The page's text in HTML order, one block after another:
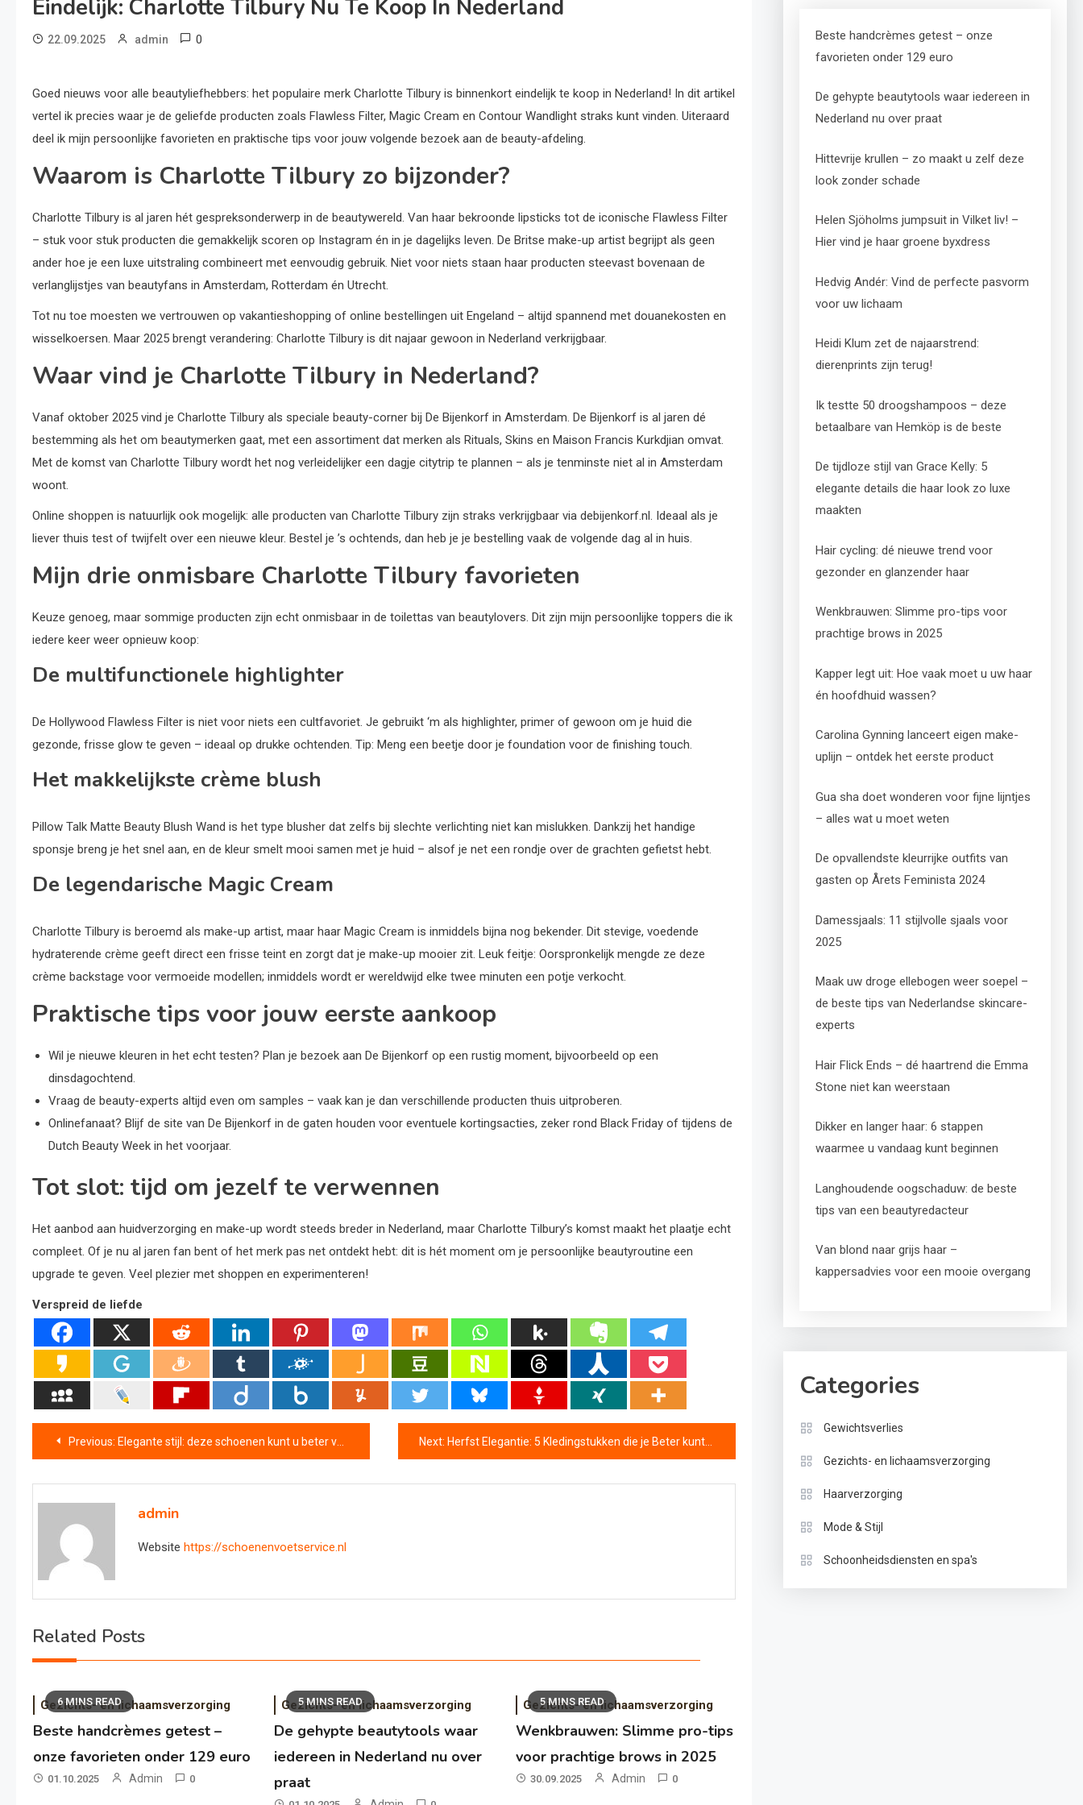
Eindelijk: Charlotte Tilbury Nu Te Koop In Nederland
22.09.2025 admin 0
Goed nieuws voor alle beautyliefhebbers: het populaire merk Charlotte Tilbury is binnenkort eindelijk te koop in Nederland! In dit artikel
vertel ik precies waar je de geliefde producten zoals Flawless Filter, Magic Cream en Contour Wandlight straks kunt vinden. Uiteraard
deel ik mijn persoonlijke favorieten en praktische tips voor jouw volgende bezoek aan de beauty-afdeling.
Waarom is Charlotte Tilbury zo bijzonder?
Charlotte Tilbury is al jaren hét gespreksonderwerp in de beautywereld. Van haar bekroonde lipsticks tot de iconische Flawless Filter
– stuk voor stuk producten die gemakkelijk scoren op Instagram én in je dagelijks leven. De Britse make-up artist begrijpt als geen
ander hoe je een luxe uitstraling combineert met eenvoudig gebruik. Niet voor niets staan haar producten steevast bovenaan de
verlanglijstjes van beautyfans in Amsterdam, Rotterdam én Utrecht.
Tot nu toe moesten we vertrouwen op vakantieshopping of online bestellingen uit Engeland – altijd spannend met douanekosten en
wisselkoersen. Maar 2025 brengt verandering: Charlotte Tilbury is dit najaar gewoon in Nederland verkrijgbaar.
Waar vind je Charlotte Tilbury in Nederland?
Vanaf oktober 2025 vind je Charlotte Tilbury als speciale beauty-corner bij De Bijenkorf in Amsterdam. De Bijenkorf is al jaren dé
bestemming als het om beautymerken gaat, met een assortiment dat merken als Rituals, Skins en Maison Francis Kurkdjian omvat.
Met de komst van Charlotte Tilbury wordt het nog verleidelijker een dagje citytrip te plannen – als je tenminste niet al in Amsterdam
woont.
Online shoppen is natuurlijk ook mogelijk: alle producten van Charlotte Tilbury zijn straks verkrijgbaar via debijenkorf.nl. Ideaal als je
liever thuis test of twijfelt over een nieuwe kleur. Bestel je ’s ochtends, dan heb je je bestelling vaak de volgende dag al in huis.
Mijn drie onmisbare Charlotte Tilbury favorieten
Keuze genoeg, maar sommige producten zijn echt onmisbaar in de toilettas van beautylovers. Dit zijn mijn persoonlijke toppers die ik
iedere keer weer opnieuw koop:
De multifunctionele highlighter
De Hollywood Flawless Filter is niet voor niets een cultfavoriet. Je gebruikt ‘m als highlighter, primer of gewoon om je huid die
gezonde, frisse glow te geven – ideaal op drukke ochtenden. Tip: Meng een beetje door je foundation voor de finishing touch.
Het makkelijkste crème blush
Pillow Talk Matte Beauty Blush Wand is het type blusher dat zelfs bij slechte verlichting niet kan mislukken. Dankzij het handige
sponsje breng je het snel aan, en de kleur smelt mooi samen met je huid – alsof je net een rondje over de grachten gefietst hebt.
De legendarische Magic Cream
Charlotte Tilbury is beroemd als make-up artist, maar haar Magic Cream is inmiddels bijna nog bekender. Dit stevige, voedende
hydraterende crème geeft direct een frisse teint en zorgt dat je make-up mooier zit. Leuk feitje: Oorspronkelijk mengde ze deze
crème backstage voor vermoeide modellen; inmiddels wordt er wereldwijd elke twee minuten een potje verkocht.
Praktische tips voor jouw eerste aankoop
Wil je nieuwe kleuren in het echt testen? Plan je bezoek aan De Bijenkorf op een rustig moment, bijvoorbeeld op een
dinsdagochtend.
Vraag de beauty-experts altijd even om samples – vaak kan je dan verschillende producten thuis uitproberen.
Onlinefanaat? Blijf de site van De Bijenkorf in de gaten houden voor eventuele kortingsacties, zeker rond Black Friday of tijdens de
Dutch Beauty Week in het voorjaar.
Tot slot: tijd om jezelf te verwennen
Het aanbod aan huidverzorging en make-up wordt steeds breder in Nederland, maar Charlotte Tilbury’s komst maakt het plaatje echt
compleet. Of je nu al jaren fan bent of het merk pas net ontdekt hebt: dit is hét moment om je persoonlijke beautyroutine een
upgrade te geven. Veel plezier met shoppen en experimenteren!
Verspreid de liefde
Bericht
navigatie
Previous: Elegante stijl: deze schoenen kunt u beter vermijden Next: Herfst Elegantie: 5 Kledingstukken die je Beter kunt Vermijden volgens de Expert
admin
Website https://schoenenvoetservice.nl
Related Posts
6 MINS READ
Gezichts- en lichaamsverzorging
Beste handcrèmes getest –
onze favorieten onder 129 euro
01.10.2025 Admin 0
5 MINS READ
Gezichts- en lichaamsverzorging
De gehypte beautytools waar
iedereen in Nederland nu over
praat
5 MINS READ
Gezichts- en lichaamsverzorging
Wenkbrauwen: Slimme pro-tips
voor prachtige brows in 2025
30.09.2025 Admin 0
Beste handcrèmes getest – onze
favorieten onder 129 euro
De gehypte beautytools waar iedereen in
Nederland nu over praat
Hittevrije krullen – zo maakt u zelf deze
look zonder schade
Helen Sjöholms jumpsuit in Vilket liv! –
Hier vind je haar groene byxdress
Hedvig Andér: Vind de perfecte pasvorm
voor uw lichaam
Heidi Klum zet de najaarstrend:
dierenprints zijn terug!
Ik testte 50 droogshampoos – deze
betaalbare van Hemköp is de beste
De tijdloze stijl van Grace Kelly: 5
elegante details die haar look zo luxe
maakten
Hair cycling: dé nieuwe trend voor
gezonder en glanzender haar
Wenkbrauwen: Slimme pro-tips voor
prachtige brows in 2025
Kapper legt uit: Hoe vaak moet u uw haar
én hoofdhuid wassen?
Carolina Gynning lanceert eigen make-
uplijn – ontdek het eerste product
Gua sha doet wonderen voor fijne lijntjes
– alles wat u moet weten
De opvallendste kleurrijke outfits van
gasten op Årets Feminista 2024
Damessjaals: 11 stijlvolle sjaals voor
2025
Maak uw droge ellebogen weer soepel –
de beste tips van Nederlandse skincare-
experts
Hair Flick Ends – dé haartrend die Emma
Stone niet kan weerstaan
Dikker en langer haar: 6 stappen
waarmee u vandaag kunt beginnen
Langhoudende oogschaduw: de beste
tips van een beautyredacteur
Van blond naar grijs haar –
kappersadvies voor een mooie overgang
Categories
Gewichtsverlies
Gezichts- en lichaamsverzorging
Haarverzorging
Mode & Stijl
Schoonheidsdiensten en spa's